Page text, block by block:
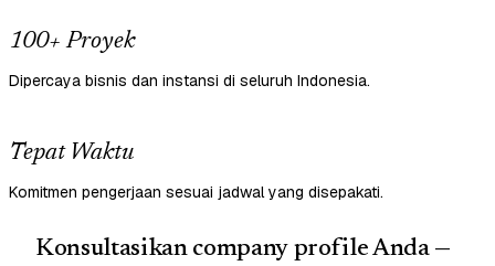
100+ Proyek
Dipercaya bisnis dan instansi di seluruh Indonesia.
Tepat Waktu
Komitmen pengerjaan sesuai jadwal yang disepakati.
Konsultasikan company profile Anda —